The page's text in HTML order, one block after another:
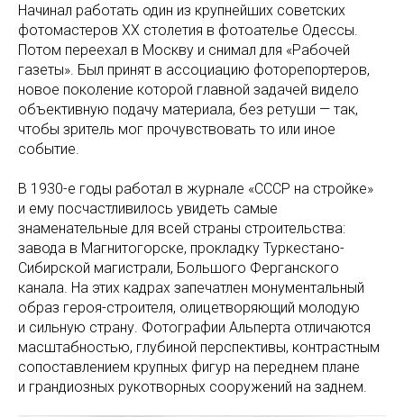
Начинал работать один из крупнейших советских
фотомастеров ХХ столетия в фотоателье Одессы.
Потом переехал в Москву и снимал для «Рабочей
газеты». Был принят в ассоциацию фоторепортеров,
новое поколение которой главной задачей видело
объективную подачу материала, без ретуши — так,
чтобы зритель мог прочувствовать то или иное
событие.
В 1930-е годы работал в журнале «СССР на стройке»
и ему посчастливилось увидеть самые
знаменательные для всей страны строительства:
завода в Магнитогорске, прокладку Туркестано-
Сибирской магистрали, Большого Ферганского
канала. На этих кадрах запечатлен монументальный
образ героя-строителя, олицетворяющий молодую
и сильную страну. Фотографии Альперта отличаются
масштабностью, глубиной перспективы, контрастным
сопоставлением крупных фигур на переднем плане
и грандиозных рукотворных сооружений на заднем.